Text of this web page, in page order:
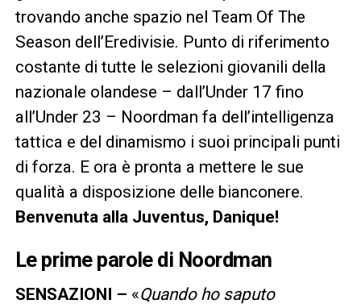
trovando anche spazio nel Team Of The
Season dell’Eredivisie. Punto di riferimento
costante di tutte le selezioni giovanili della
nazionale olandese – dall’Under 17 fino
all’Under 23 – Noordman fa dell’intelligenza
tattica e del dinamismo i suoi principali punti
di forza. E ora è pronta a mettere le sue
qualità a disposizione delle bianconere.
Benvenuta alla Juventus, Danique!
Le prime parole di Noordman
SENSAZIONI – «Quando ho saputo